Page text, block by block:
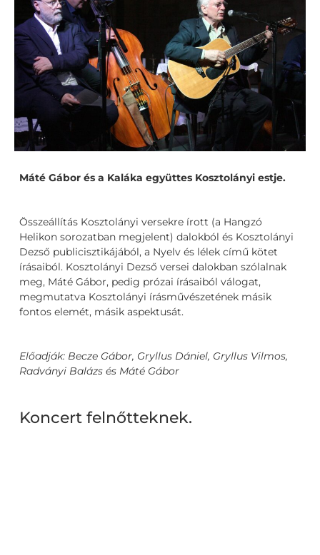
Máté Gábor és a Kaláka együttes Kosztolányi estje.
Összeállítás Kosztolányi versekre írott (a Hangzó
Helikon sorozatban megjelent) dalokból és Kosztolányi
Dezső publicisztikájából, a Nyelv és lélek című kötet
írásaiból. Kosztolányi Dezső versei dalokban szólalnak
meg, Máté Gábor, pedig prózai írásaiból válogat,
megmutatva Kosztolányi írásművészetének másik
fontos elemét, másik aspektusát.
Előadják: Becze Gábor, Gryllus Dániel, Gryllus Vilmos,
Radványi Balázs és Máté Gábor
Koncert felnőtteknek.